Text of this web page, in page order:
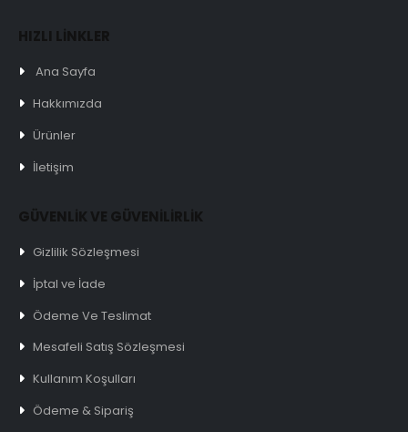
HIZLI LİNKLER
Ana Sayfa
Hakkımızda
Ürünler
İletişim
GÜVENLİK VE GÜVENİLİRLİK
Gizlilik Sözleşmesi
İptal ve İade
Ödeme Ve Teslimat
Mesafeli Satış Sözleşmesi
Kullanım Koşulları
Ödeme & Sipariş